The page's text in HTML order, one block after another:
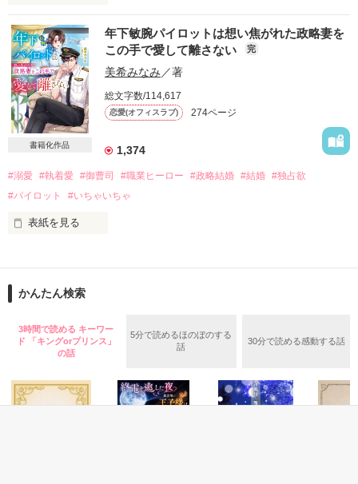
作品を読む
☆大事なお知らせ☆
こちらの作品は、
2022年9月
スターツ出版・マカロン文庫さまより電子書籍化となる予定で
す。
電子書籍版のパワーアップした沙穂＆鷹也も
お楽しみいただけると嬉しいです！
2022.08.11　泉野あおい
て行ったのか？」
「ほんと変なゆめ……ふぃんぎゃぁっ……！」
目の前に氷室鷹也、その人がいるのだ。
―――夢ではなく本物の……。
書籍化作品
年下敏腕パイロットは想い焦がれた政略妻を
この手で愛して離さない
完
美希みなみ ／著
総文字数/114,617
恋愛(オフィスラブ) 274ページ
1,374
#溺愛 #執着愛 #御曹司 #職業ヒーロー #政略結婚 #結婚 #独占欲
#パイロット
#いちゃいちゃ
表紙を見る
いを強制されてしまう。
「今の俺はあのころとは違う」
かんたん検索
3時間で読める キーワー
ド 「キングorプリンス」
の話
5分で読めるほのぼのする
話
30分で読める感動する話